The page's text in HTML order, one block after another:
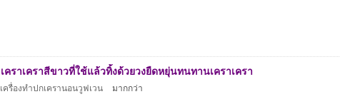
เคราเคราสีขาวที่ใช้แล้วทิ้งด้วยวงยืดหยุ่นทนทานเคราเครา
เครื่องทำปกเครานอนวูฟเวน มากกว่า